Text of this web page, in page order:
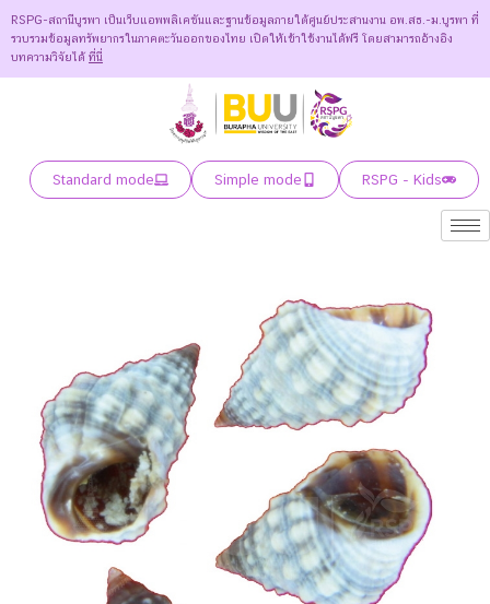
RSPG-สถานีบูรพา เป็นเว็บแอพพลิเคชันและฐานข้อมูลภายใต้ศูนย์ประสานงาน อพ.สธ.-ม.บูรพา ที่
รวบรวมข้อมูลทรัพยากรในภาคตะวันออกของไทย เปิดให้เข้าใช้งานได้ฟรี โดยสามารถอ้างอิง
บทความวิจัยได้ ที่นี่
Standard mode Simple mode RSPG - Kids